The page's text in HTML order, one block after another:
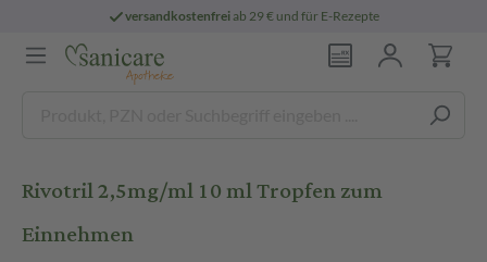
versandkostenfreiab 29 € und für E-Rezepte
Rivotril 2,5mg/ml 10 ml Tropfen zum
Einnehmen